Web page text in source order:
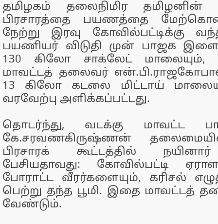
தமிழகம் தலைநிமிர
பிரசாரத்தை பயணத்தை
நேற்று இரவு கோவில்பட்டிக்கு
பயணியர் விடுதி முன் பாஜக
130 கிலோ சாக்லேட் மாலையும்,
மாவட்டத் தலைவர்
13 கிலோ கடலை மிட்டாய்
வரவேற்பு அளிக்கப்பட்டது.
தொடர்ந்து, வடக்கு மாவட்ட
கே.சரவணகிருஷ்ணன்
பிரசாரக் கூட்டத்தில்
பேசியதாவது: கோவில்பட்டி
போராட்ட வீரர்களையும், கரிசல்
பெற்று தந்த பூமி. இதை மாவட்டத்
வேண்டும்.